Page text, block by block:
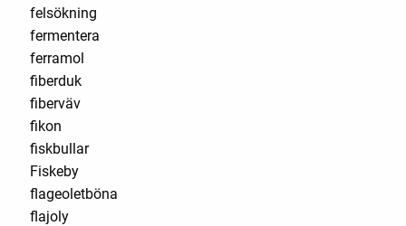
felsökning
fermentera
ferramol
fiberduk
fiberväv
fikon
fiskbullar
Fiskeby
flageoletböna
flajoly